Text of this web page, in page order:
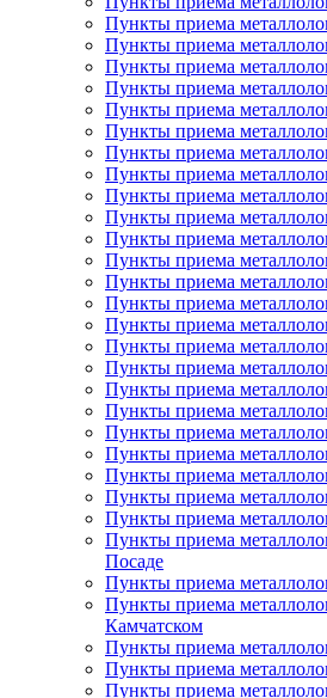
Пункты приема
Пункты приема
Пункты приема
Пункты приема
Пункты приема
Пункты приема
Пункты приема
Пункты приема
Пункты приема
Пункты приема
Пункты приема
Пункты приема
Пункты приема
Пункты приема
Пункты приема
Пункты приема
Пункты приема
Пункты приема
Пункты приема
Пункты приема
Пункты приема
Пункты приема
Пункты приема
Пункты приема
Пункты приема
Посаде
Пункты приема
Пункты приема
Камчатском
Пункты приема
Пункты приема
Пункты приема